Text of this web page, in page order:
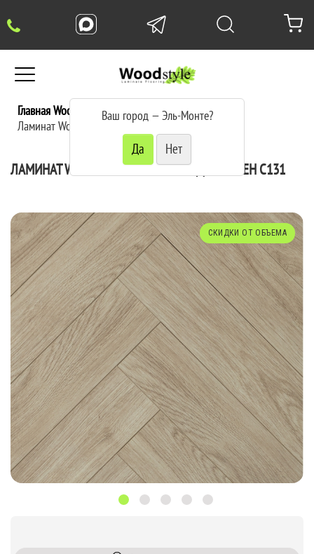
Ваш город —Эль-Монте?
Главная WoodStyle
Ламинат
Ламинат Woodstyle Crossbow Дуб Полен
ЛАМИНАТ WOODSTYLE CROSSBOW ДУБ ПОЛЕН C131
СКИДКИ ОТ ОБЪЕМА